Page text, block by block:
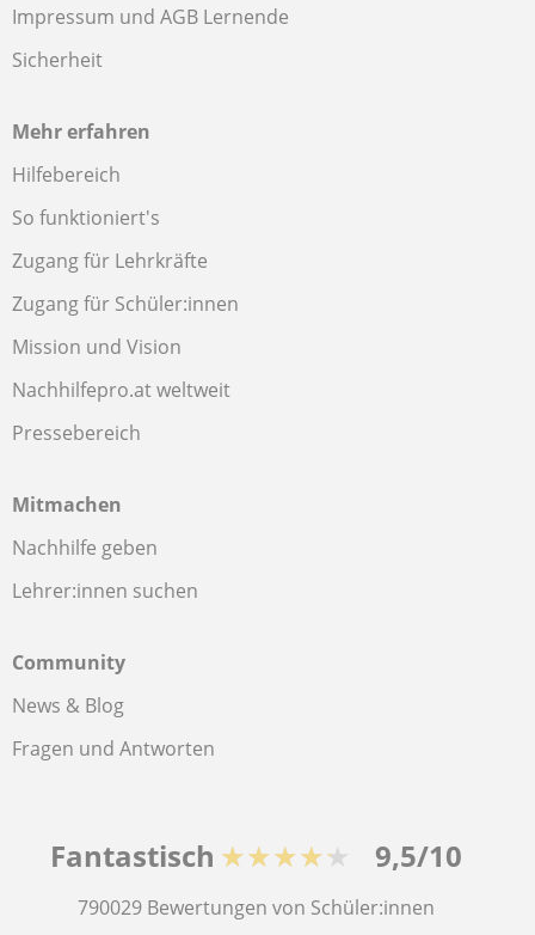
Impressum und AGB Lernende
Sicherheit
Mehr erfahren
Hilfebereich
So funktioniert's
Zugang für Lehrkräfte
Zugang für Schüler:innen
Mission und Vision
Nachhilfepro.at weltweit
Pressebereich
Mitmachen
Nachhilfe geben
Lehrer:innen suchen
Community
News & Blog
Fragen und Antworten
Fantastisch ★★★★★ 9,5/10
790029 Bewertungen von Schüler:innen